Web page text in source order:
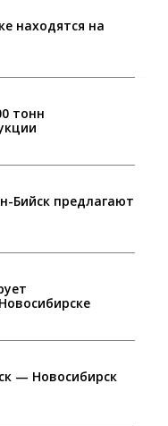
находятся на
тонн
Бийск предлагают
— Новосибирск